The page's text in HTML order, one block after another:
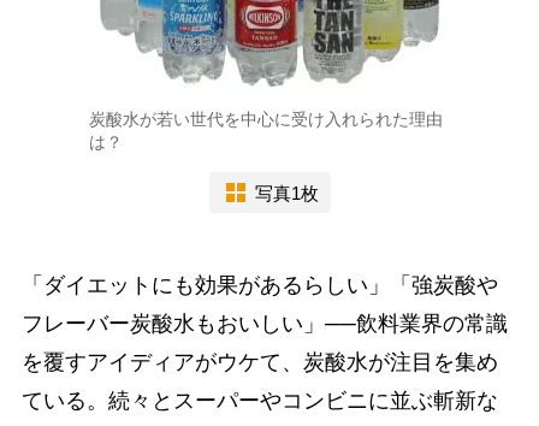
炭酸水が若い世代を中心に受け入れられた理由
は？
写真1枚
「ダイエットにも効果があるらしい」「強炭酸や
フレーバー炭酸水もおいしい」──飲料業界の常識
を覆すアイディアがウケて、炭酸水が注目を集め
ている。続々とスーパーやコンビニに並ぶ斬新な